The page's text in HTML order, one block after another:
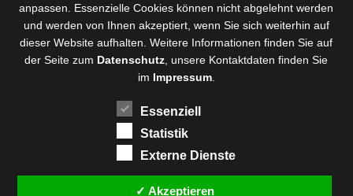
anpassen. Essenzielle Cookies können nicht abgelehnt werden
und werden von Ihnen akzeptiert, wenn Sie sich weiterhin auf
dieser Website aufhalten. Weitere Informationen finden Sie auf
der Seite zum Datenschutz , unsere Kontaktdaten finden Sie
im Impressum.
Essenziell
Statistik
Externe Dienste
✓ Akzeptieren